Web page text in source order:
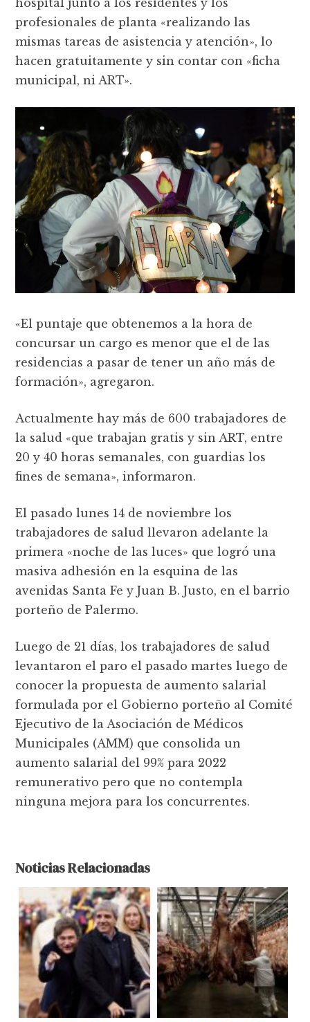
profesionales de planta «realizando las
mismas tareas de asistencia y atención», lo
hacen gratuitamente y sin contar con «ficha
municipal, ni ART».
«El puntaje que obtenemos a la hora de
concursar un cargo es menor que el de las
residencias a pasar de tener un año más de
formación», agregaron.
Actualmente hay más de 600 trabajadores de
la salud «que trabajan gratis y sin ART, entre
20 y 40 horas semanales, con guardias los
fines de semana», informaron.
El pasado lunes 14 de noviembre los
trabajadores de salud llevaron adelante la
primera «noche de las luces» que logró una
masiva adhesión en la esquina de las
avenidas Santa Fe y Juan B. Justo, en el barrio
porteño de Palermo.
Luego de 21 días, los trabajadores de salud
levantaron el paro el pasado martes luego de
conocer la propuesta de aumento salarial
formulada por el Gobierno porteño al Comité
Ejecutivo de la Asociación de Médicos
Municipales (AMM) que consolida un
aumento salarial del 99% para 2022
remunerativo pero que no contempla
ninguna mejora para los concurrentes.
Noticias Relacionadas